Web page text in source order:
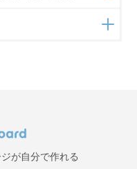
が自分で作れる